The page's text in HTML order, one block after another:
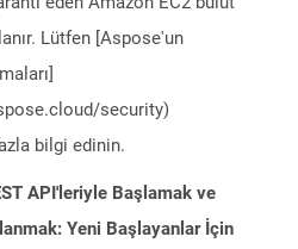
Lütfen [Aspose'un
security)
bilgi edinin.
API'leriyle Başlamak ve
Yeni Başlayanlar İçin